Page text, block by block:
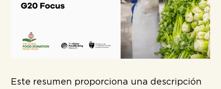
Este resumen proporciona una descripción